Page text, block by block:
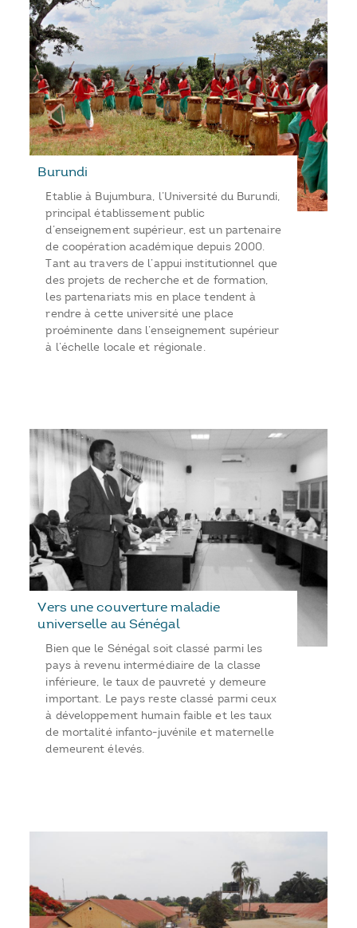
Burundi
Etablie à Bujumbura, l’Université du Burundi,
principal établissement public
d’enseignement supérieur, est un partenaire
de coopération académique depuis 2000.
Tant au travers de l’appui institutionnel que
des projets de recherche et de formation,
les partenariats mis en place tendent à
rendre à cette université une place
proéminente dans l’enseignement supérieur
à l’échelle locale et régionale.
Vers une couverture maladie
universelle au Sénégal
Bien que le Sénégal soit classé parmi les
pays à revenu intermédiaire de la classe
inférieure, le taux de pauvreté y demeure
important. Le pays reste classé parmi ceux
à développement humain faible et les taux
de mortalité infanto-juvénile et maternelle
demeurent élevés.